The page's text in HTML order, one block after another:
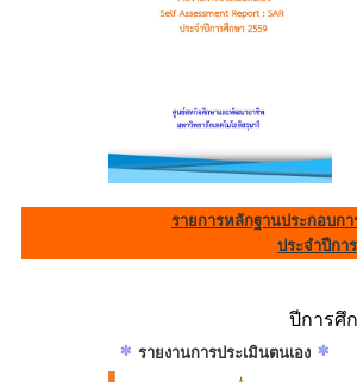
รายการหลักฐานประกอบกา
ประจำปีกา
ปีการศึ
รายงานการประเมินตนเอง